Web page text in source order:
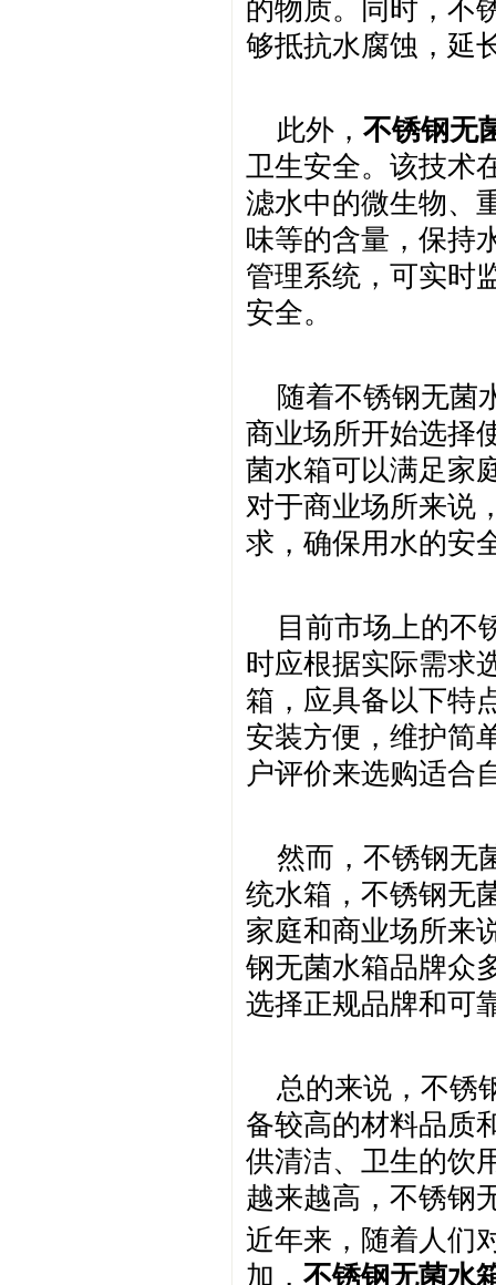
的物质。同时，不
够抵抗水腐蚀，延
此外， 不锈钢无
卫生安全。该技术
滤水中的微生物、
味等的含量，保持
管理系统，可实时
安全。
随着不锈钢无菌
商业场所开始选择
菌水箱可以满足家
对于商业场所来说
求，确保用水的安
目前市场上的不
时应根据实际需求
箱，应具备以下特
安装方便，维护简
户评价来选购适合
然而，不锈钢无
统水箱，不锈钢无
家庭和商业场所来
钢无菌水箱品牌众
选择正规品牌和可
总的来说，不锈
备较高的材料品质
供清洁、卫生的饮
越来越高，不锈钢
近年来，随着人们
加， 不锈钢无菌水